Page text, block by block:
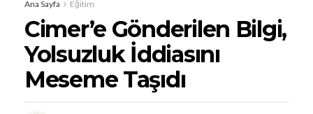
Ana Sayfa Eğitim
Cimer’e Gönderilen Bilgi,
Yolsuzluk İddiasını
Meseme Taşıdı